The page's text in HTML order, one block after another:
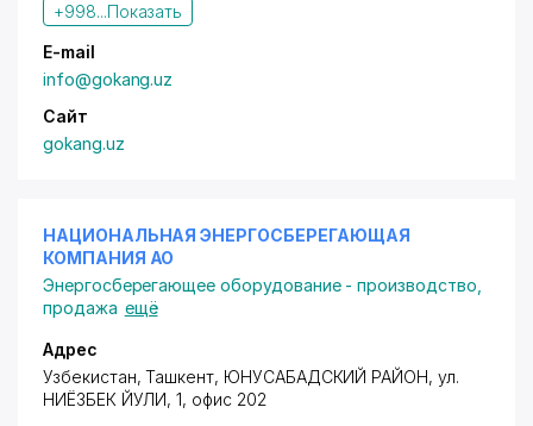
+998...Показать
E-mail
info@gokang.uz
Сайт
gokang.uz
НАЦИОНАЛЬНАЯ ЭНЕРГОСБЕРЕГАЮЩАЯ
КОМПАНИЯ АО
Энергосберегающее оборудование - производство,
продажа ещё
Адрес
Узбекистан, Ташкент, ЮНУСАБАДСКИЙ РАЙОН, ул.
НИЁЗБЕК ЙУЛИ, 1, офис 202